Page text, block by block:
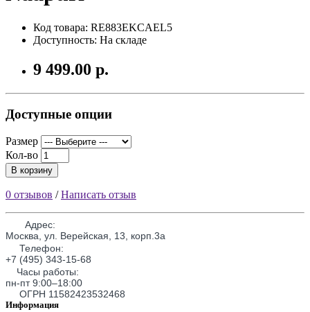
Код товара: RE883EKCAEL5
Доступность: На складе
9 499.00 р.
Доступные опции
Размер
Кол-во
В корзину
0 отзывов /Написать отзыв
Адрес:
Москва, ул. Верейская, 13, корп.3а
Телефон:
+7 (495) 343-15-68
Часы работы:
пн-пт 9:00–18:00
ОГРН 11582423532468
Информация